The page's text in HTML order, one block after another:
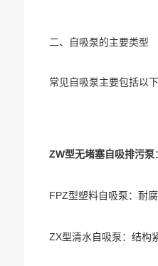
二、自吸泵的主要类型
常见自吸泵主要包括以
ZW型无堵塞自吸排污泵
FPZ型塑料自吸泵：耐
ZX型清水自吸泵：结构